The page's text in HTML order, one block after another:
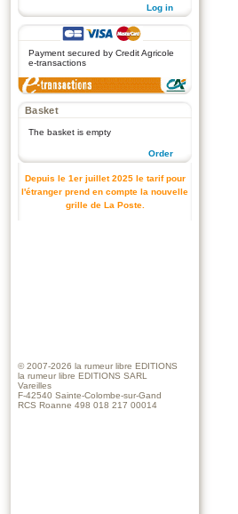
Log in
Payment secured by Credit Agricole
e-transactions
Basket
The basket is empty
Order
Depuis le 1er juillet 2025 le tarif pour
l'étranger prend en compte la nouvelle
grille de La Poste.
© 2007-2026 la rumeur libre EDITIONS
la rumeur libre EDITIONS SARL
Vareilles
F-42540 Sainte-Colombe-sur-Gand
RCS Roanne 498 018 217 00014